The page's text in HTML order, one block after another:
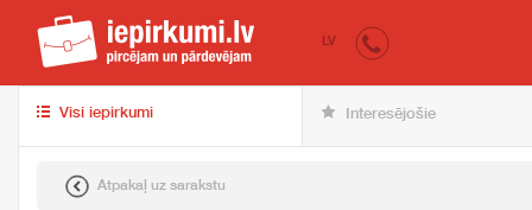
iepirkumi.lv
LV
Visi iepirkumi Interesējošie
Atpakaļ uz sarakstu